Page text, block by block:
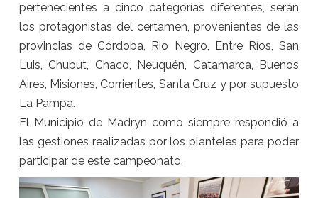
pertenecientes a cinco categorías diferentes, serán
los protagonistas del certamen, provenientes de las
provincias de Córdoba, Rio Negro, Entre Ríos, San
Luis, Chubut, Chaco, Neuquén, Catamarca, Buenos
Aires, Misiones, Corrientes, Santa Cruz y por supuesto
La Pampa.
El Municipio de Madryn como siempre respondió a
las gestiones realizadas por los planteles para poder
participar de este campeonato.